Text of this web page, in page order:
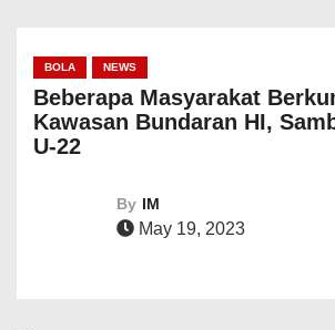
BOLA NEWS
Beberapa Masyarakat
Kawasan Bundaran HI,
U-22
By IM
May 19, 2023